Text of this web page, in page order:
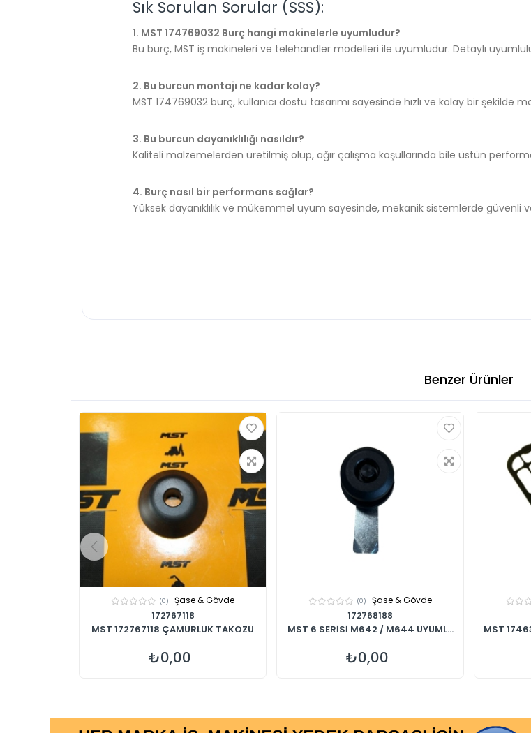
Sık Sorulan Sorular (SSS):
1. MST 174769032 Burç hangi makinelerle uyumludur?
Bu burç, MST iş makineleri ve telehandler modelleri ile uyumludur. Detaylı
2. Bu burcun montajı ne kadar kolay?
MST 174769032 burç, kullanıcı dostu tasarımı sayesinde hızlı ve kolay bir şekilde
3. Bu burcun dayanıklılığı nasıldır?
Kaliteli malzemelerden üretilmiş olup, ağır çalışma koşullarında bile üstün
4. Burç nasıl bir performans sağlar?
Yüksek dayanıklılık ve mükemmel uyum sayesinde, mekanik sistemlerde güvenli
Benzer Ürünler
(0)
Şase & Gövde
172767118
MST 172767118 ÇAMURLUK TAKOZU
₺0,00
(0)
Şase & Gövde
172768188
MST 6 SERİSİ M642 / M644 UYUML...
₺0,00
MST